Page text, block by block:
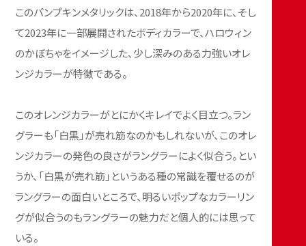
このパンプキンメタリックは、2018年から2020年に、そし
て2023年に一部展開されたボディカラーで、ハロウィン
のかぼちゃをイメージした、少し深みのある力強いオレ
ンジカラーが特徴である。
このオレンジカラーがとにかくキレイでよく目立つ。ラン
グラーも「白黒」が売れ筋なのかもしれないが、このオレ
ンジカラーの発色の良さがラングラーによく似合う。とい
うか、「白黒が売れ筋」というある種の常識を覆せるのが
ラングラーの面白いところで、明るいポップなカラーリン
グが似合うのもラングラーの魅力だと個人的には思って
いる。